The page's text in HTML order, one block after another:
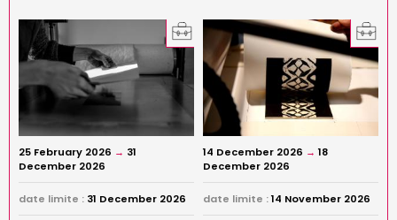
25 February 2026 → 31
December 2026
date limite : 31 December 2026
14 December 2026 → 18
December 2026
date limite :14 November 2026